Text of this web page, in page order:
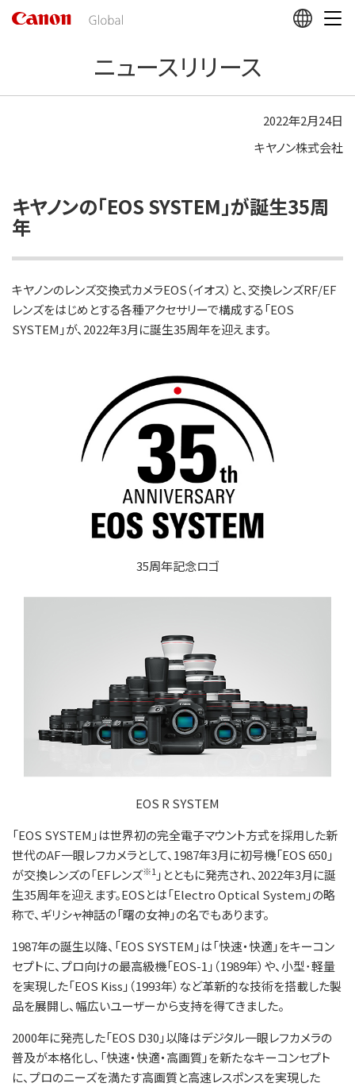
の
ニュースリリース
2022年2月24日
キヤノン株式会社
キヤノンの「EOS SYSTEM」が誕生35周
年
キヤノンのレンズ交換式カメラEOS（イオス）と、交換レンズRF/EF
レンズをはじめとする各種アクセサリーで構成する「EOS
SYSTEM」が、2022年3月に誕生35周年を迎えます。
35周年記念ロゴ
EOS R SYSTEM
「EOS SYSTEM」は世界初の完全電子マウント方式を採用した新
世代のAF一眼レフカメラとして、1987年3月に初号機「EOS 650」
が交換レンズの「EFレンズ※1 」とともに発売され、2022年3月に誕
生35周年を迎えます。EOSとは「Electro Optical System」の略
称で、ギリシャ神話の「曙の女神」の名でもあります。
1987年の誕生以降、「EOS SYSTEM」は「快速・快適」をキーコン
セプトに、プロ向けの最高級機「EOS-1」（1989年）や、小型･軽量
を実現した「EOS Kiss」（1993年）など革新的な技術を搭載した製
品を展開し、幅広いユーザーから支持を得てきました。
2000年に発売した「EOS D30」以降はデジタル一眼レフカメラの
普及が本格化し、「快速・快適・高画質」を新たなキーコンセプト
に、プロのニーズを満たす高画質と高速レスポンスを実現した